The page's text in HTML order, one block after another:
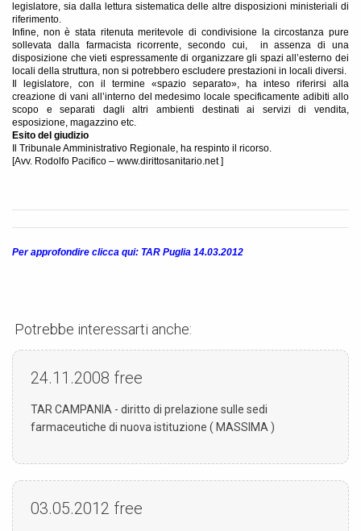
legislatore, sia dalla lettura sistematica delle altre disposizioni ministeriali di
riferimento.
Infine, non è stata ritenuta meritevole di condivisione la circostanza pure
sollevata dalla farmacista ricorrente, secondo cui,
in assenza di una
disposizione che vieti espressamente di organizzare gli spazi all’esterno dei
locali della struttura, non si potrebbero escludere prestazioni in locali diversi.
Il legislatore, con il termine «spazio separato», ha inteso riferirsi alla
creazione di vani all’interno del medesimo locale specificamente adibiti allo
scopo e separati dagli altri ambienti destinati ai servizi di vendita,
esposizione, magazzino etc.
Esito del giudizio
Il Tribunale Amministrativo Regionale, ha respinto il ricorso.
[Avv. Rodolfo Pacifico – www.dirittosanitario.net ]
Per approfondire clicca qui: TAR Puglia 14.03.2012
Potrebbe interessarti anche:
24.11.2008 free
TAR CAMPANIA - diritto di prelazione sulle sedi
farmaceutiche di nuova istituzione ( MASSIMA )
03.05.2012 free